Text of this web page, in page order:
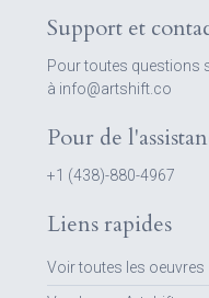
Support et
Pour toutes questions
à info@artshift.co
Pour de
+1 (438)-880-4967
Liens rapides
Voir toutes les oeuvres